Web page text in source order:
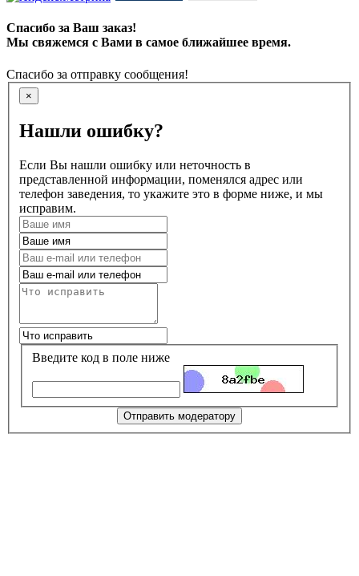
Спасибо за Ваш заказ!
Мы свяжемся с Вами в самое ближайшее время.
Спасибо за отправку сообщения!
×
Нашли ошибку?
Если Вы нашли ошибку или неточность в
представленной информации, поменялся адрес или
телефон заведения, то укажите это в форме ниже, и мы
исправим.
Введите код в поле ниже
Отправить модератору